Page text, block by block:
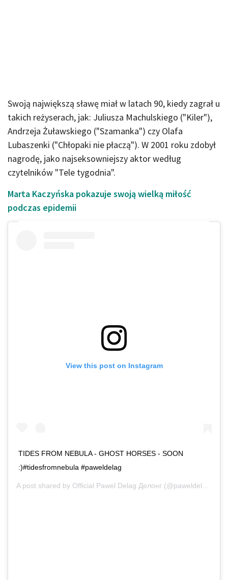
Swoją największą sławę miał w latach 90, kiedy zagrał u
takich reżyserach, jak: Juliusza Machulskiego ("Kiler"),
Andrzeja Żuławskiego ("Szamanka") czy Olafa
Lubaszenki ("Chłopaki nie płaczą"). W 2001 roku zdobył
nagrodę, jako najseksowniejszy aktor według
czytelników "Tele tygodnia".
Marta Kaczyńska pokazuje swoją wielką miłość
podczas epidemii
View this post on Instagram
TIDES FROM NEBULA - GHOST HORSES - SOON
:)#tidesfromnebula #paweldelag
A post shared by Official Pawel Delag Делонг (@paweldelag) on